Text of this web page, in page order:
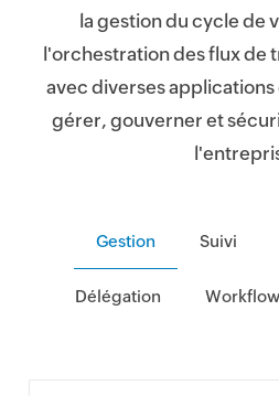
la gestion du cycle de
l'orchestration des flux de
avec diverses
gérer, gouverner et
Gestion Suivi
Délégation Workflow